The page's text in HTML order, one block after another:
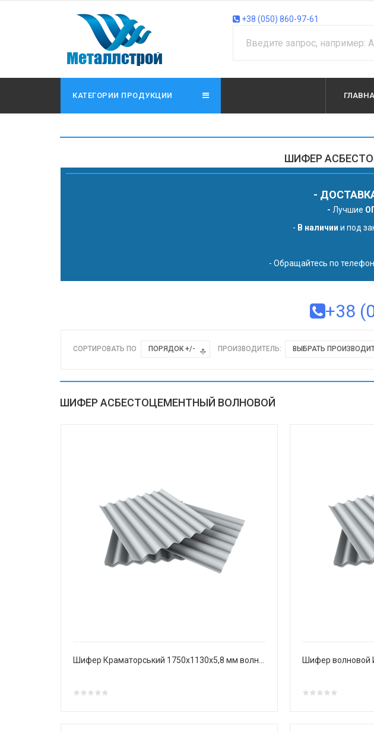
+38 (050) 860-97-61
КАТЕГОРИИ ПРОДУКЦИИ
ШИФЕР
-
- Лучшие
- В наличии и под
- Обращайтесь по
+38
СОРТИРОВАТЬ ПО ПОРЯДОК +/- ПРОИЗВОДИТЕЛЬ: ВЫБРАТЬ
ШИФЕР АСБЕСТОЦЕМЕНТНЫЙ ВОЛНОВОЙ